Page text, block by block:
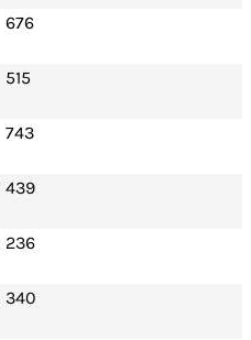
676
515
743
439
236
340